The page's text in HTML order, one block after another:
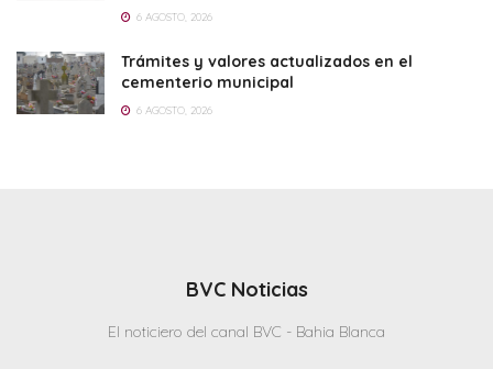
6 AGOSTO, 2026
Trámites y valores actualizados en el
cementerio municipal
6 AGOSTO, 2026
BVC Noticias
El noticiero del canal BVC - Bahia Blanca